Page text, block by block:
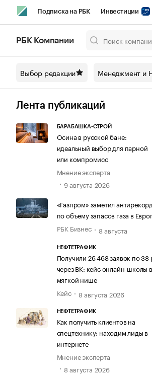
Подписка на РБК Инвестиции
Спецпроекты СПб Конференции
Технологии и медиа
РБК Компании
Выбор редакции Менеджмент и
Лента публикаций
БАРАБАШКА-СТРОЙ
Осина в русской бане:
идеальный выбор для парной
или компромисс
Мнение эксперта
9 августа 2026
«Газпром» заметил антирекорд
по объему запасов газа в
РБК Бизнес
8 августа
НЕФТЕТРАФИК
Получили 26 468 заявок по 38
через ВК: кейс онлайн-школы в
мягкой нише
Кейс
8 августа 2026
НЕФТЕТРАФИК
Как получить клиентов на
спецтехнику: находим лиды в
интернете
Мнение эксперта
8 августа 2026